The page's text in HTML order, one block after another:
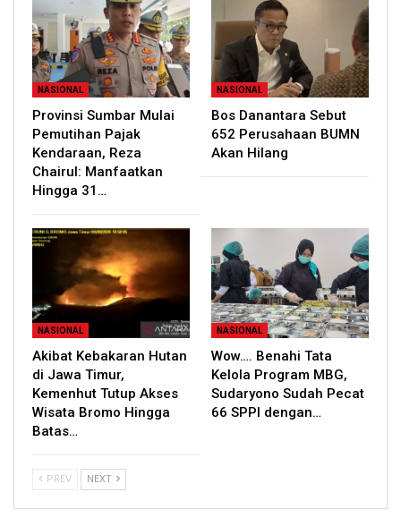
NASIONAL
Provinsi Sumbar Mulai
Pemutihan Pajak
Kendaraan, Reza
Chairul: Manfaatkan
Hingga 31…
NASIONAL
Bos Danantara Sebut
652 Perusahaan BUMN
Akan Hilang
NASIONAL
Akibat Kebakaran Hutan
di Jawa Timur,
Kemenhut Tutup Akses
Wisata Bromo Hingga
Batas…
NASIONAL
Wow…. Benahi Tata
Kelola Program MBG,
Sudaryono Sudah Pecat
66 SPPI dengan…
PREV NEXT